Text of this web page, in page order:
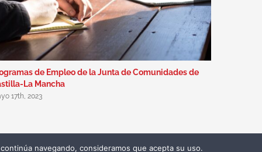
de Empleo de la Junta de Comunidades de
La Mancha
17th, 2023
navegando, consideramos que acepta su uso.